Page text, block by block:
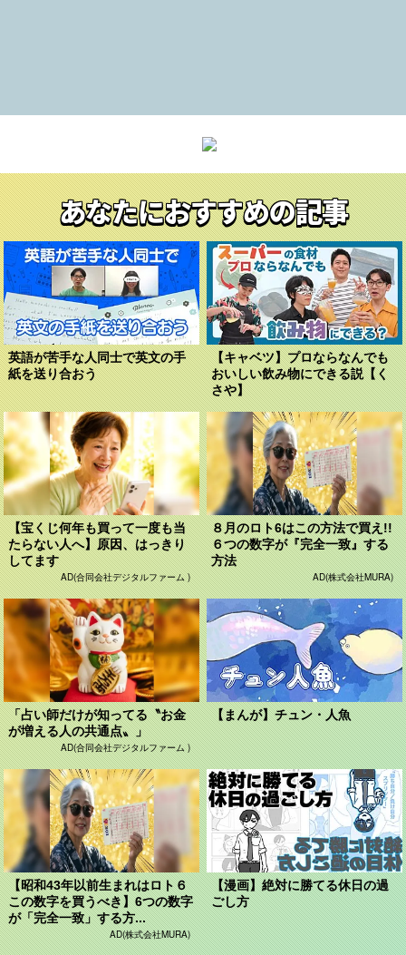
あなたにおすすめの記事
英語が苦手な人同士で英文の手
紙を送り合おう
【キャベツ】プロならなんでも
おいしい飲み物にできる説【く
さや】
【宝くじ何年も買って一度も当
たらない人へ】原因、はっきり
してます
AD(合同会社デジタルファーム )
８月のロト6はこの方法で買え!!
６つの数字が『完全一致』する
方法
AD(株式会社MURA)
「占い師だけが知ってる〝お金
が増える人の共通点〟」
AD(合同会社デジタルファーム )
【まんが】チュン・人魚
【昭和43年以前生まれはロト６
この数字を買うべき】6つの数字
が「完全一致」する方...
AD(株式会社MURA)
【漫画】絶対に勝てる休日の過
ごし方